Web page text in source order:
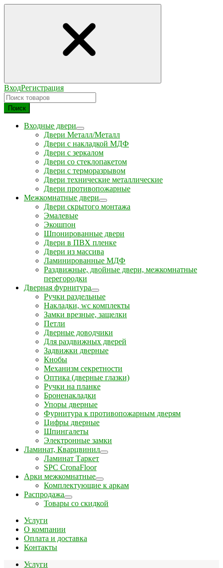
ВходРегистрация
Поиск
Входные двери
Двери Металл/Металл
Двери с накладкой МДФ
Двери с зеркалом
Двери со стеклопакетом
Двери с терморазрывом
Двери технические металлические
Двери противопожарные
Межкомнатные двери
Двери скрытого монтажа
Эмалевые
Экошпон
Шпонированные двери
Двери в ПВХ пленке
Двери из массива
Ламинированные МДФ
Раздвижные, двойные двери, межкомнатные
перегородки
Дверная фурнитура
Ручки раздельные
Накладки, wc комплекты
Замки врезные, защелки
Петли
Дверные доводчики
Для раздвижных дверей
Задвижки дверные
Кнобы
Механизм секретности
Оптика (дверные глазки)
Ручки на планке
Броненакладки
Упоры дверные
Фурнитура к противопожарным дверям
Цифры дверные
Шпингалеты
Электронные замки
Ламинат, Кварцвинил
Ламинат Таркет
SPC CronaFloor
Арки межкомнатные
Комплектующие к аркам
Распродажа
Товары со скидкой
Услуги
О компании
Оплата и доставка
Контакты
Услуги